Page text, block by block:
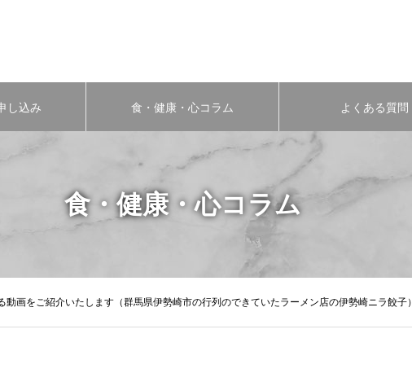
し込み 食・健康・心コラム よくある質問
食・健康・心コラム
画をご紹介いたします（群馬県伊勢崎市の行列のできていたラーメン店の伊勢崎ニラ餃子）